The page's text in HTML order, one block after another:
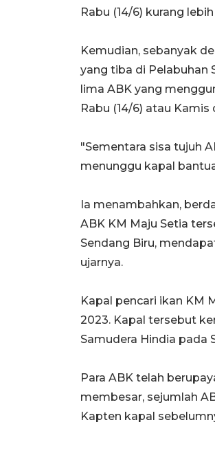
Rabu (14/6) kurang
Kemudian, sebanyak
yang tiba di Pelabuhan
lima ABK yang
Rabu (14/6) atau Kamis
"Sementara sisa tujuh
menunggu kapal
Ia menambahkan,
ABK KM Maju Setia
Sendang Biru,
ujarnya.
Kapal pencari ikan KM
2023. Kapal tersebut
Samudera Hindia pada
Para ABK telah
membesar, sejumlah
Kapten kapal